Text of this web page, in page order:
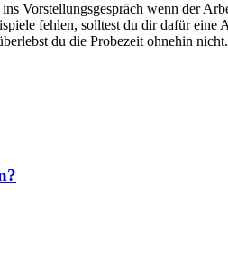
Vorstellungsgespräch wenn der
fehlen, solltest du dir dafür eine
du die Probezeit ohnehin